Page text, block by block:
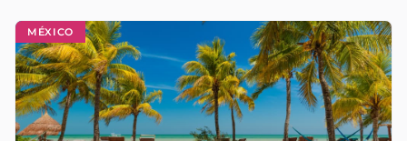
MÉXICO